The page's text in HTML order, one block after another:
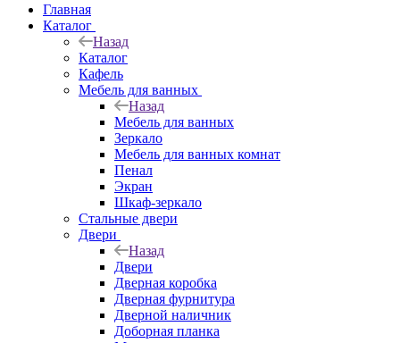
Главная
Каталог
Назад
Каталог
Кафель
Мебель для ванных
Назад
Мебель для ванных
Зеркало
Мебель для ванных комнат
Пенал
Экран
Шкаф-зеркало
Стальные двери
Двери
Назад
Двери
Дверная коробка
Дверная фурнитура
Дверной наличник
Доборная планка